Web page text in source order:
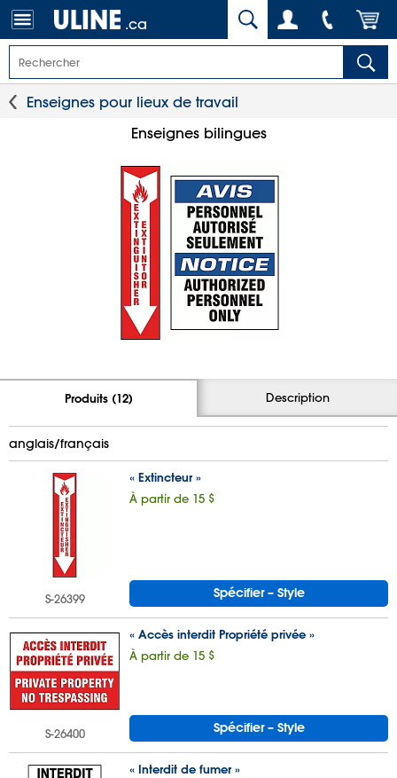
.ca
Enseignes pour lieux de travail
Enseignes bilingues
Produits (12) Description
anglais/français
« Extincteur »
À partir de 15 $
S-26399 Spécifier – Style
« Accès interdit Propriété privée »
À partir de 15 $
S-26400 Spécifier – Style
« Interdit de fumer »